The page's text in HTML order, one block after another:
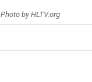
Photo by HLTV.org